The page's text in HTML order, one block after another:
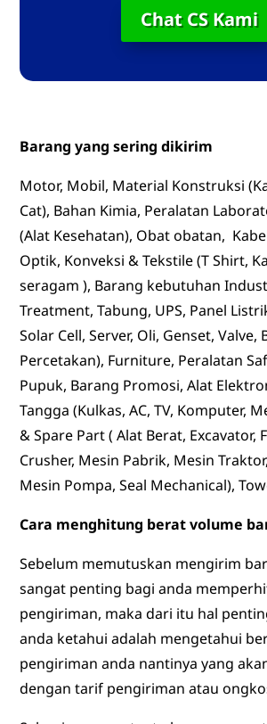
Chat CS Kami
Barang yang sering dikirim
Motor, Mobil, Material Konstruksi
Cat), Bahan Kimia, Peralatan
(Alat Kesehatan), Obat obatan,
Optik, Konveksi & Tekstile (T Shirt,
seragam ), Barang kebutuhan
Treatment, Tabung, UPS, Panel
Solar Cell, Server, Oli, Genset, Valve,
Percetakan), Furniture, Peralatan
Pupuk, Barang Promosi, Alat
Tangga (Kulkas, AC, TV, Komputer,
& Spare Part ( Alat Berat, Excavator,
Crusher, Mesin Pabrik, Mesin
Mesin Pompa, Seal Mechanical),
Cara menghitung berat volume
Sebelum memutuskan mengirim
sangat penting bagi anda
pengiriman, maka dari itu hal
anda ketahui adalah mengetahui
pengiriman anda nantinya yang
dengan tarif pengiriman atau